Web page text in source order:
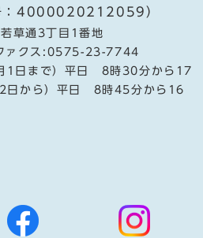
：4000020212059）
草通3丁目1番地
ァクス:0575-23-7744
1日まで）平日 8時30分から17
日から）平日 8時45分から16